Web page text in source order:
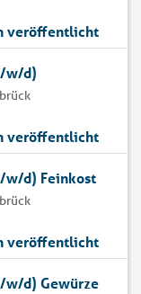
veröffentlicht
w/d)
veröffentlicht
w/d) Feinkost
veröffentlicht
d) Gewürze